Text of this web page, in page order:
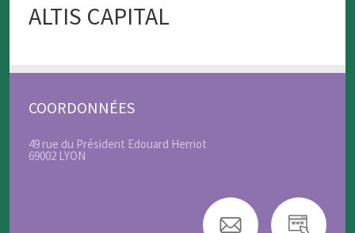
ALTIS CAPITAL
COORDONNÉES
49 rue du Président Edouard Herriot
69002 LYON